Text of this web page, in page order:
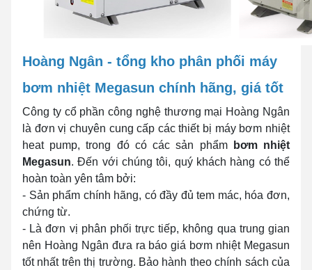
Hoàng Ngân - tổng kho phân phối máy
bơm nhiệt Megasun chính hãng, giá tốt
Công ty cổ phần công nghệ thương mại Hoàng Ngân
là đơn vị chuyên cung cấp các thiết bị máy bơm nhiệt
heat pump, trong đó có các sản phẩm
bơm nhiệt
Megasun. Đến với chúng tôi, quý khách hàng có thể
hoàn toàn yên tâm bởi:
- Sản phẩm chính hãng, có đầy đủ tem mác, hóa đơn,
chứng từ.
- Là đơn vị phân phối trực tiếp, không qua trung gian
nên Hoàng Ngân đưa ra báo giá bơm nhiệt Megasun
tốt nhất trên thị trường. Bảo hành theo chính sách của